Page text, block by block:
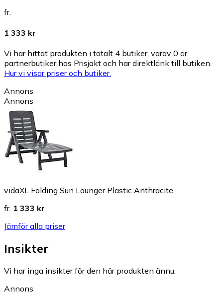
fr.
1 333 kr
Vi har hittat produkten i totalt 4 butiker, varav 0 är
partnerbutiker hos Prisjakt och har direktlänk till butiken.
Hur vi visar priser och butiker.
Annons
Annons
vidaXL Folding Sun Lounger Plastic Anthracite
fr. 1 333 kr
Jämför alla priser
Insikter
Vi har inga insikter för den här produkten ännu.
Annons